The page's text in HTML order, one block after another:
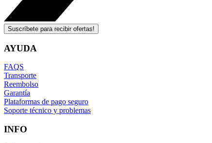
Suscríbete para recibir ofertas!
AYUDA
FAQS
Transporte
Reembolso
Garantía
Plataformas de pago seguro
Soporte técnico y problemas
INFO